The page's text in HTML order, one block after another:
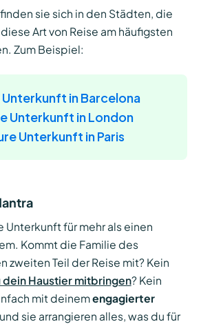
sie sich in den Städten, die
Art von Reise am häufigsten
Zum Beispiel:
Unterkunft in Barcelona
Unterkunft in London
Unterkunft in Paris
Unterkunft für mehr als einen
Kommt die Familie des
zweiten Teil der Reise mit? Kein
dein Haustier mitbringen? Kein
mit deinemengagierter
sie arrangieren alles, was du für